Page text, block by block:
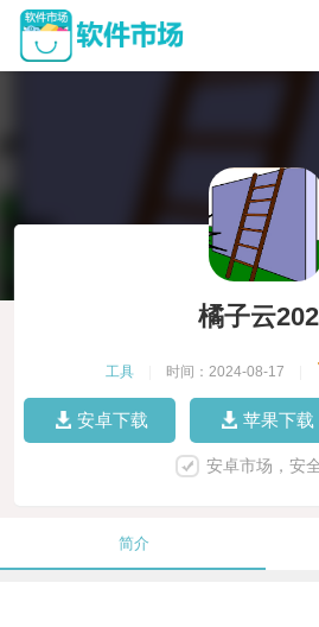
橘子云
工具 时间：2024-08-17
安卓下载 苹果下载
安卓市场，安
简介